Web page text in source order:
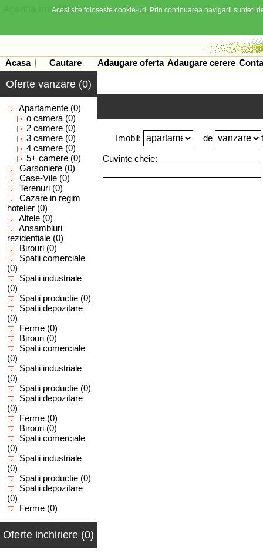
Agentia imobiliara
Acasa Cautare Adaugare oferta Adaugare cerere
Oferte vanzare (0)
Apartamente (0)
o camera (0)
2 camere (0)
3 camere (0)
4 camere (0)
5+ camere (0)
Garsoniere (0)
Case-Vile (0)
Terenuri (0)
Cazare in regim
hotelier (0)
Altele (0)
Ansambluri
rezidentiale (0)
Birouri (0)
Spatii comerciale
(0)
Spatii industriale
(0)
Spatii productie (0)
Spatii depozitare
(0)
Ferme (0)
Birouri (0)
Spatii comerciale
(0)
Spatii industriale
(0)
Spatii productie (0)
Spatii depozitare
(0)
Ferme (0)
Birouri (0)
Spatii comerciale
(0)
Spatii industriale
(0)
Spatii productie (0)
Spatii depozitare
(0)
Ferme (0)
Oferte inchiriere (0)
Imobil: de
Cuvinte cheie:
Acest site foloseste cookie-uri. Prin continuarea navigarii sunteti